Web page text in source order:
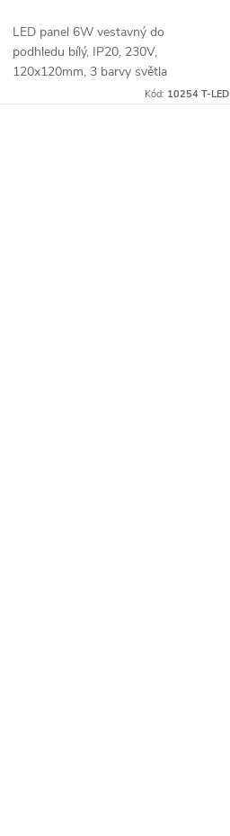
LED panel 6W vestavný do
podhledu bílý, IP20, 230V,
120x120mm, 3 barvy světla
Kód: 10254 T-LED